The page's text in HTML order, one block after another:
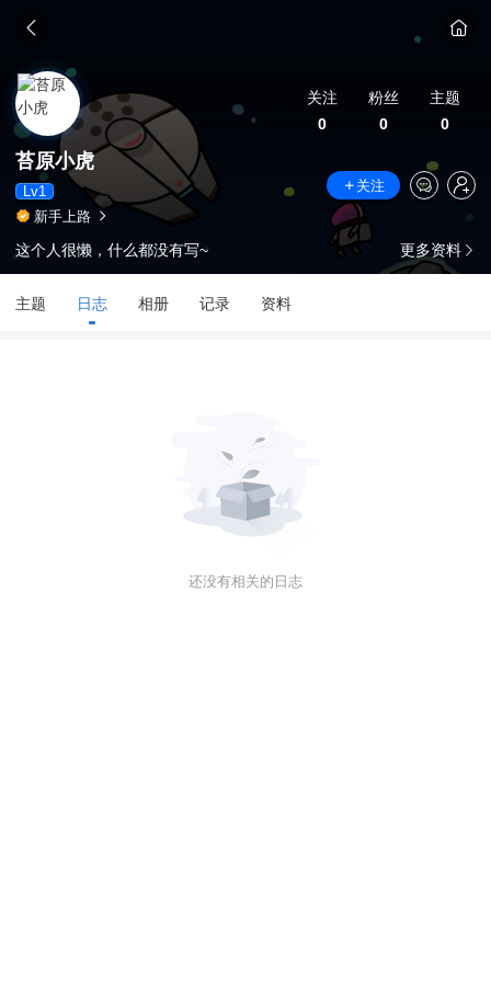
关注
0
粉丝
0
主题
0
苔原小虎
Lv1
关注
新手上路
这个人很懒，什么都没有写~ 更多资料
主题 日志 相册 记录 资料
还没有相关的日志